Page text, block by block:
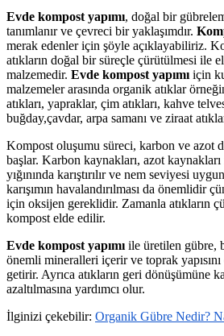
Evde kompost yapımı, doğal bir
tanımlanır ve çevreci bir yaklaşımdır.
merak edenler için şöyle açıklayabiliriz.
atıkların doğal bir süreçle çürütülmesi ile
malzemedir. Evde kompost yapımı için
malzemeler arasında organik atıklar
atıkları, yapraklar, çim atıkları, kahve
buğday,çavdar, arpa samanı ve ziraat
Kompost oluşumu süreci, karbon ve azot
başlar. Karbon kaynakları, azot
yığınında karıştırılır ve nem seviyesi
karışımın havalandırılması da önemlidir
için oksijen gereklidir. Zamanla atıkların
kompost elde edilir.
Evde kompost yapımı ile üretilen gübre,
önemli mineralleri içerir ve toprak
getirir. Ayrıca atıkların geri dönüşümüne
azaltılmasına yardımcı olur.
İlginizi çekebilir: Organik Gübre Nedir?